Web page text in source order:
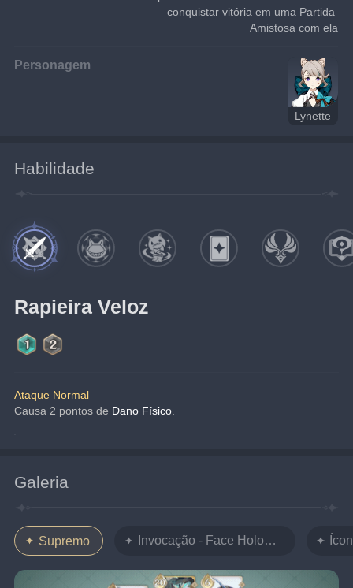
conquistar vitória em uma Partida
Amistosa com ela
Personagem
Lynette
Habilidade
Rapieira Veloz
Ataque Normal
Causa 2 pontos de Dano Físico.
Galeria
Supremo Invocação - Face Holográfica